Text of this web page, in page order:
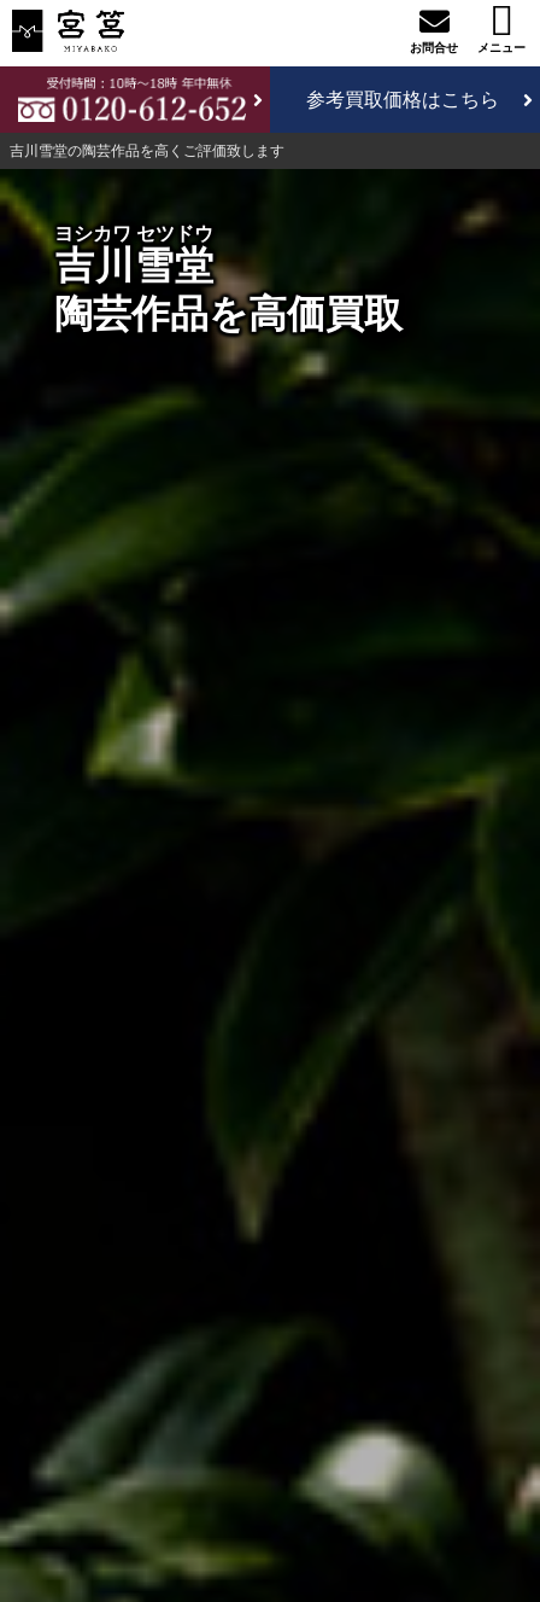
吉川雪堂の陶芸作品を高くご評価致します
参考買取価格はこちら
吉川雪堂
ヨシカワ セツドウ
陶芸作品を高価買取